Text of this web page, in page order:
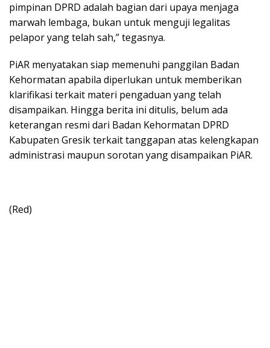
pimpinan DPRD adalah bagian dari upaya menjaga
marwah lembaga, bukan untuk menguji legalitas
pelapor yang telah sah,” tegasnya.
PiAR menyatakan siap memenuhi panggilan Badan
Kehormatan apabila diperlukan untuk memberikan
klarifikasi terkait materi pengaduan yang telah
disampaikan. Hingga berita ini ditulis, belum ada
keterangan resmi dari Badan Kehormatan DPRD
Kabupaten Gresik terkait tanggapan atas kelengkapan
administrasi maupun sorotan yang disampaikan PiAR.
(Red)